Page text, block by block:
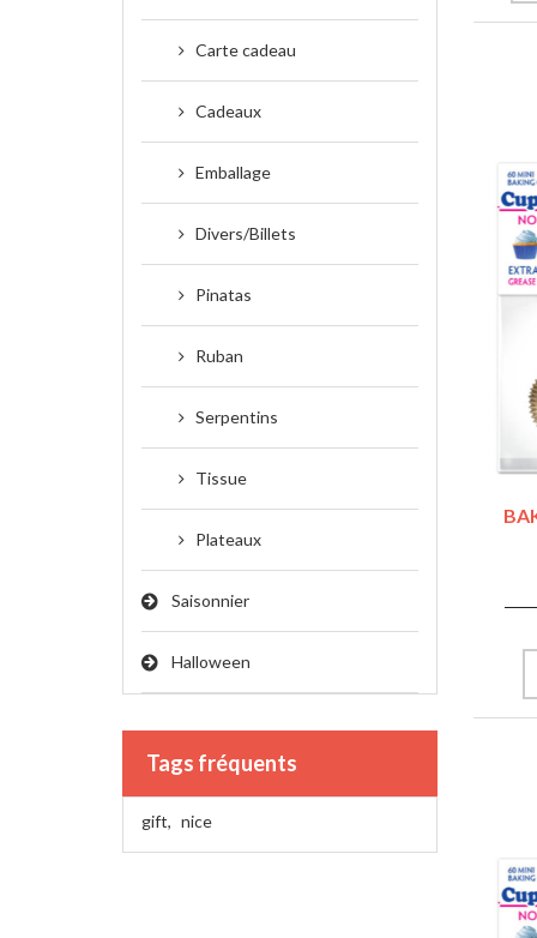
Carte cadeau
Cadeaux
Emballage
Divers/Billets
Pinatas
Ruban
Serpentins
Tissue
Plateaux
Saisonnier
Halloween
Tags fréquents
gift, nice